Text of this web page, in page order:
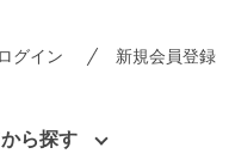
ログイン 新規会員登録
ら探す